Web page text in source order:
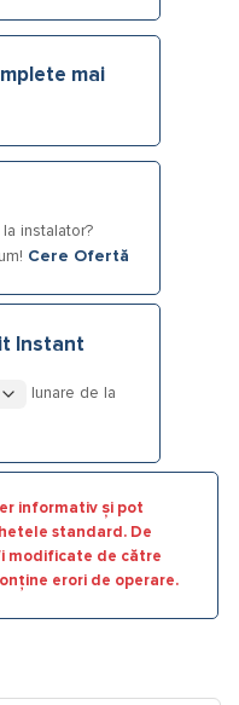
mai
instalator?
Cere Ofertă
Instant
lunare de la
informativ și pot
standard. De
modificate de către
erori de operare.